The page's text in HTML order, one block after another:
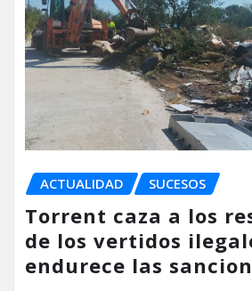
ACTUALIDAD SUCESOS
Torrent caza a los
de los vertidos
endurece las